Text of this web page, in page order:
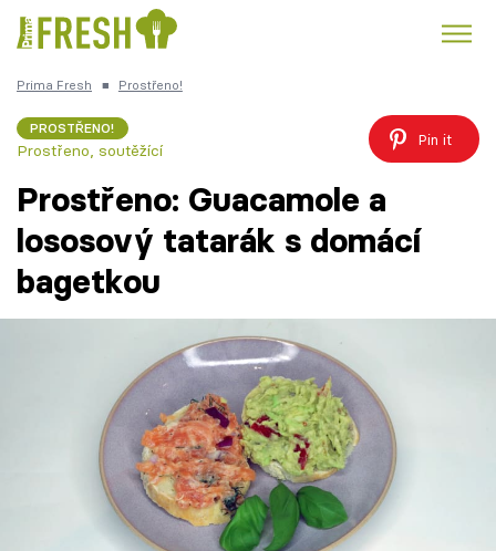
Česká kuchyně
Témata
TV Program
Škola vaření
Prima Fresh ■ Prostřeno!
PROSTŘENO!
Prostřeno, soutěžící
Pin it
Prostřeno: Guacamole a
lososový tatarák s domácí
bagetkou